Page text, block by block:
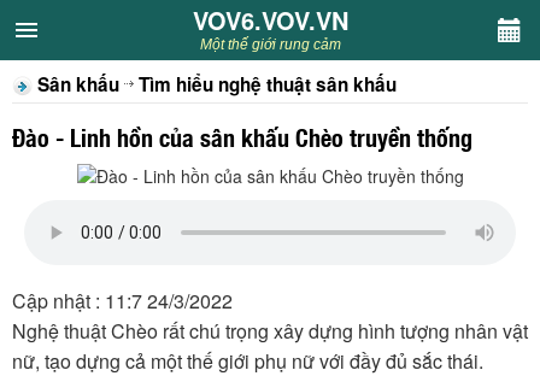
VOV6.VOV.VN
CHUYÊN MỤC
Khách VOV6
Sân khấu
VOV6.VOV.VN
Một thế giới rung cảm
Sân khấu Tìm hiểu nghệ thuật sân khấu
Đào - Linh hồn của sân khấu Chèo truyền thống
Cập nhật : 11:7 24/3/2022
Nghệ thuật Chèo rất chú trọng xây dựng hình tượng nhân vật
nữ, tạo dựng cả một thế giới phụ nữ với đầy đủ sắc thái.